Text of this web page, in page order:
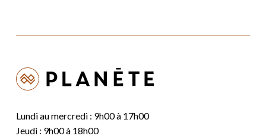
Lundi au mercredi : 9h00 à 17h00
Jeudi : 9h00 à 18h00